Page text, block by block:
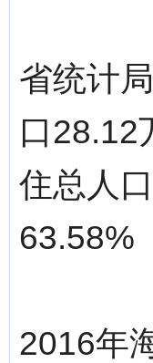
省统计
口28.12
住总人
63.58%
2016年